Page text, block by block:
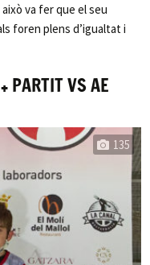
va fer que el seu
foren plens d’igualtat i
PARTIT VS AE
135